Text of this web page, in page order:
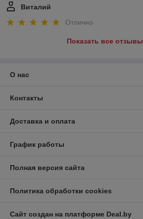
Виталий
Отлично
Показать все отзывы
О нас
Контакты
Доставка и оплата
График работы
Полная версия сайта
Политика обработки cookies
Сайт создан на платформе Deal.by